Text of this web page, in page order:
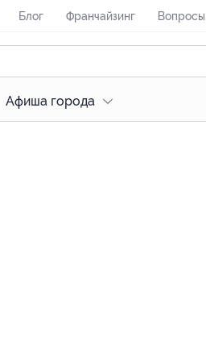
Блог Франчайзинг
Афиша города